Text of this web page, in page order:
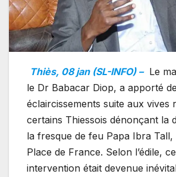
Thiès, 08 jan (SL-INFO) – Le
le Dr Babacar Diop, a apporté
éclaircissements suite aux vives
certains Thiessois dénonçant la
la fresque de feu Papa Ibra Tall,
Place de France. Selon l’édile,
intervention était devenue